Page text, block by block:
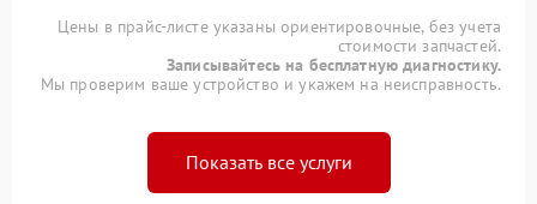
Цены в прайс-листе указаны ориентировочные, без учета
стоимости запчастей.
Записывайтесь на бесплатную диагностику.
Мы проверим ваше устройство и укажем на неисправность.
Показать все услуги